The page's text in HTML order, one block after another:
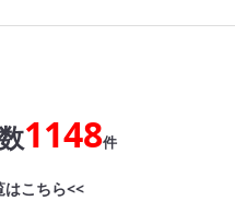
1148件
はこちら<<